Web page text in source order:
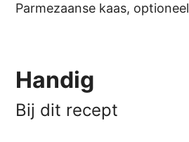
Parmezaanse kaas, optioneel
Handig
Bij dit recept